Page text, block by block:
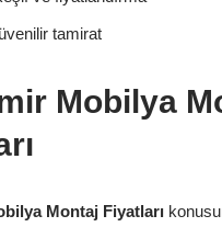
tamirat
Mobilya
Montaj Fiyatları